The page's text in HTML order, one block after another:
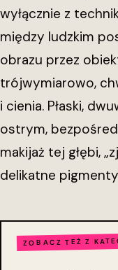
wyłącznie z
między ludzkim
obrazu przez
trójwymiarowo,
i cienia. Płaski,
ostrym,
makijaż tej głębi,
delikatne
ZOBACZ TEŻ Z